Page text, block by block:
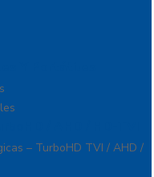
Y Portátiles
/ AHD / HD-TVI
– TurboHD TVI / AHD /